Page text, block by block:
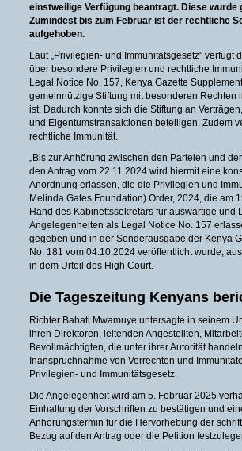
einstweilige Verfügung beantragt. Diese wurde
Zumindest bis zum Februar ist der rechtliche
aufgehoben.
Laut „Privilegien- und Immunitätsgesetz" verfügt
über besondere Privilegien und rechtliche
Legal Notice No. 157, Kenya Gazette
gemeinnützige Stiftung mit besonderen Rechten
ist. Dadurch konnte sich die Stiftung an
und Eigentumstransaktionen beteiligen. Zudem
rechtliche Immunität.
„Bis zur Anhörung zwischen den Parteien und
den Antrag vom 22.11.2024 wird hiermit eine
Anordnung erlassen, die die Privilegien und
Melinda Gates Foundation) Order, 2024, die am
Hand des Kabinettssekretärs für auswärtige und
Angelegenheiten als Legal Notice No. 157
gegeben und in der Sonderausgabe der Kenya
No. 181 vom 04.10.2024 veröffentlicht wurde,
in dem Urteil des High Court.
Die Tageszeitung Kenyans
Richter Bahati Mwamuye untersagte in seinem
ihren Direktoren, leitenden Angestellten,
Bevollmächtigten, die unter ihrer Autorität
Inanspruchnahme von Vorrechten und
Privilegien- und Immunitätsgesetz.
Die Angelegenheit wird am 5. Februar 2025
Einhaltung der Vorschriften zu bestätigen und
Anhörungstermin für die Hervorhebung der
Bezug auf den Antrag oder die Petition